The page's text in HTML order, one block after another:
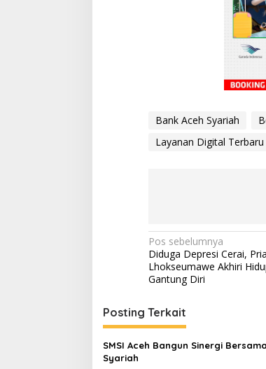
Bank Aceh Syariah
Layanan Digital Terbaru
N
a
v
i
g
a
Pos sebelumnya
Diduga Depresi Cerai, Pria
Lhokseumawe Akhiri
Gantung Diri
Posting Terkait
SMSI Aceh Bangun Sinergi
Syariah